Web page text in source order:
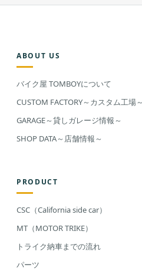
ABOUT US
バイク屋 TOMBOYについて
CUSTOM FACTORY～カスタム工場～
GARAGE～貸しガレージ情報～
SHOP DATA～店舗情報～
PRODUCT
CSC（California side car）
MT（MOTOR TRIKE）
トライク納車までの流れ
パーツ